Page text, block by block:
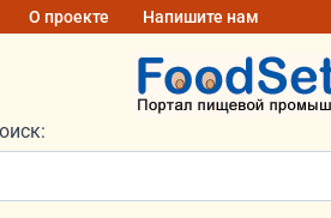
О проекте Напишите нам